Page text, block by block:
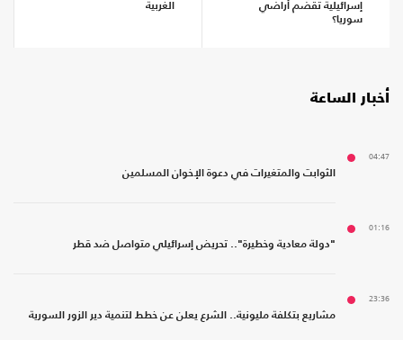
إسرائيلية تقضم أراضي
سوريا؟
الغربية
أخبار الساعة
04:47
الثوابت والمتغيرات في دعوة الإخوان المسلمين
01:16
"دولة معادية وخطيرة".. تحريض إسرائيلي متواصل ضد قطر
23:36
مشاريع بتكلفة مليونية.. الشرع يعلن عن خطط لتنمية دير الزور السورية